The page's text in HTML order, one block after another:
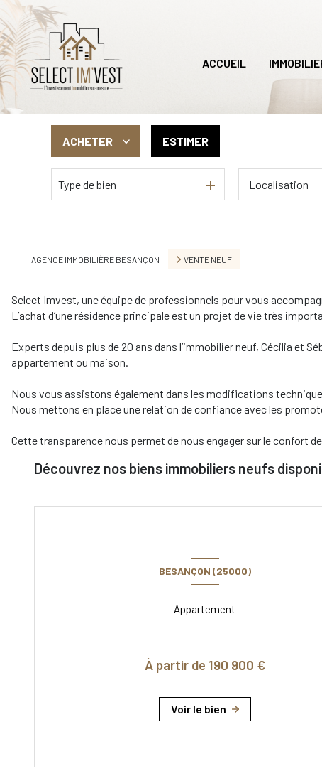
ACCUEIL
ACHETER
De l'ancien
ESTIMER
Type de bien
AGENCE IMMOBILIÈRE BESANÇON VENTE NEUF
Select Imvest, une équipe de professionnels pour vous
L’achat d’une résidence principale est un projet de vie très
Experts depuis plus de 20 ans dans l’immobilier neuf, Cécilia et
appartement ou maison.
Nous vous assistons également dans les modifications
Nous mettons en place une relation de confiance avec les
Cette transparence nous permet de nous engager sur le confort
Découvrez nos biens immobiliers neufs
BESANÇON (25000)
Appartement
À partir de 190 900 €
Voir le bien